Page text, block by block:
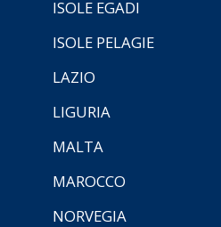
ISOLE EGADI
ISOLE PELAGIE
LAZIO
LIGURIA
MALTA
MAROCCO
NORVEGIA